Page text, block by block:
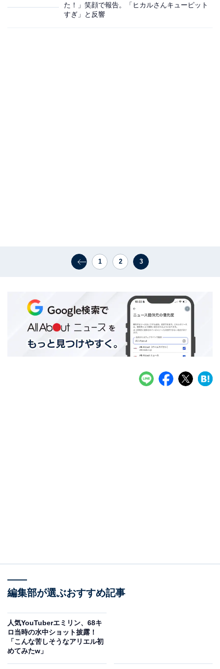
た！」笑顔で報告。「ヒカルさんキューピット
すぎ」と反響
1 2 3
編集部が選ぶおすすめ記事
人気YouTuberエミリン、68キ
ロ当時の水中ショット披露！
「こんな苦しそうなアリエル初
めてみたw」